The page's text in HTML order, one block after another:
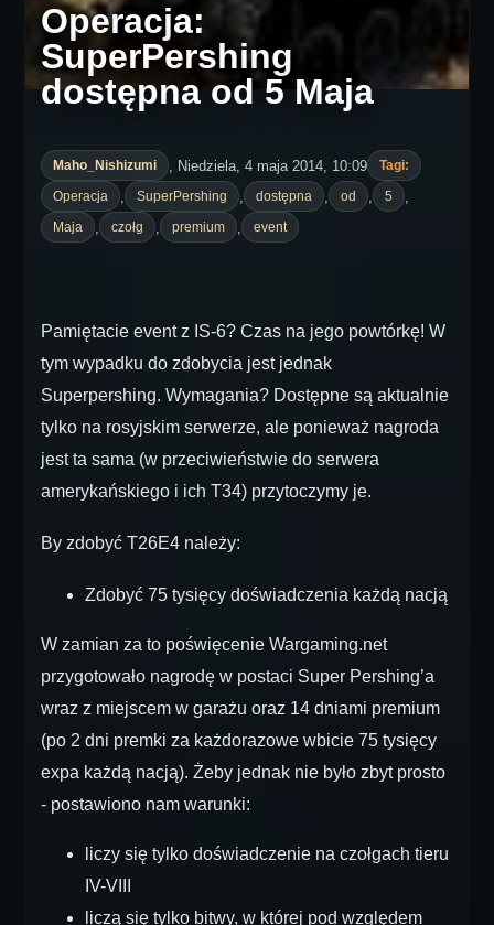
Operacja:
SuperPershing
dostępna od 5 Maja
Maho_Nishizumi , Niedziela, 4 maja 2014, 10:09
Tagi:
Operacja
SuperPershing dostępna od 5
Maja czołg premium event
Pamiętacie event z IS-6? Czas na jego powtórkę! W
tym wypadku do zdobycia jest jednak
Superpershing. Wymagania? Dostępne są aktualnie
tylko na rosyjskim serwerze, ale ponieważ nagroda
jest ta sama (w przeciwieństwie do serwera
amerykańskiego i ich T34) przytoczymy je.
By zdobyć T26E4 należy:
Zdobyć 75 tysięcy doświadczenia każdą nacją
W zamian za to poświęcenie Wargaming.net
przygotowało nagrodę w postaci Super Pershing’a
wraz z miejscem w garażu oraz 14 dniami premium
(po 2 dni premki za każdorazowe wbicie 75 tysięcy
expa każdą nacją). Żeby jednak nie było zbyt prosto
- postawiono nam warunki:
liczy się tylko doświadczenie na czołgach tieru
IV-VIII
liczą się tylko bitwy, w której pod względem